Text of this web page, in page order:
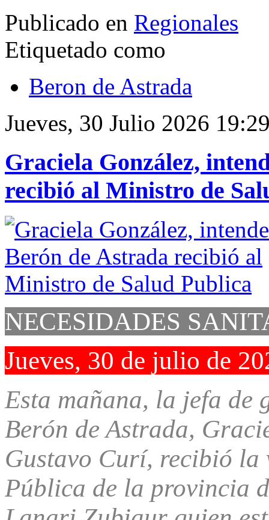
Publicado en Regionales
Etiquetado como
Beron de Astrada
Jueves, 30 Julio 2026
Graciela González,
recibió al Ministro de
NECESIDADES
Jueves, 30 de julio de
Esta mañana, la jefa de
Berón de Astrada,
Gustavo Curí, recibió la
Pública de la provincia